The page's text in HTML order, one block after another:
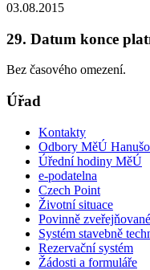
03.08.2015
29. Datum konce
Bez časového omezení.
Úřad
Kontakty
Odbory MěÚ
Úřední hodiny MěÚ
e-podatelna
Czech Point
Životní situace
Povinně
Systém stavebně
Rezervační systém
Žádosti a formuláře